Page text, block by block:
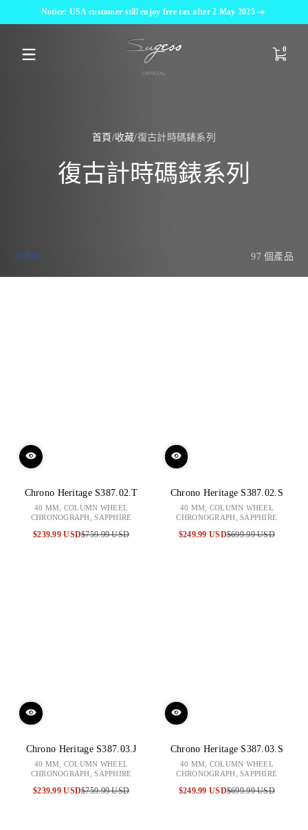
Notice: USA customer still enjoy free tax after 2 May 2025
00 件商品
首頁 收藏 復古計時碼錶系列
復古計時碼錶系列
篩選 97 個產品
Chrono Heritage S387.02.T
40 MM, COLUMN WHEEL
CHRONOGRAPH, SAPPHIRE
特
$239.99 USD
原
$759.99 USD
Chrono Heritage S387.02.S
40 MM, COLUMN WHEEL
CHRONOGRAPH, SAPPHIRE
特
$249.99 USD
原
$699.99 USD
Chrono Heritage S387.03.J
40 MM, COLUMN WHEEL
CHRONOGRAPH, SAPPHIRE
特
$239.99 USD
原
$759.99 USD
Chrono Heritage S387.03.S
40 MM, COLUMN WHEEL
CHRONOGRAPH, SAPPHIRE
特
$249.99 USD
原
$699.99 USD